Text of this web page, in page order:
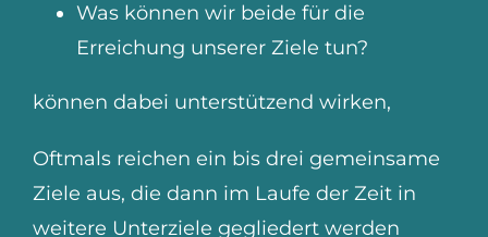
Was können wir beide für die
Erreichung unserer Ziele tun?
können dabei unterstützend wirken,
Oftmals reichen ein bis drei gemeinsame
Ziele aus, die dann im Laufe der Zeit in
weitere Unterziele gegliedert werden